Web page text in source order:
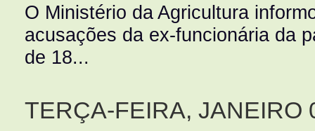
O Ministério da Agricultura
acusações da ex-funcionária da
de 18...
TERÇA-FEIRA, JANEIRO